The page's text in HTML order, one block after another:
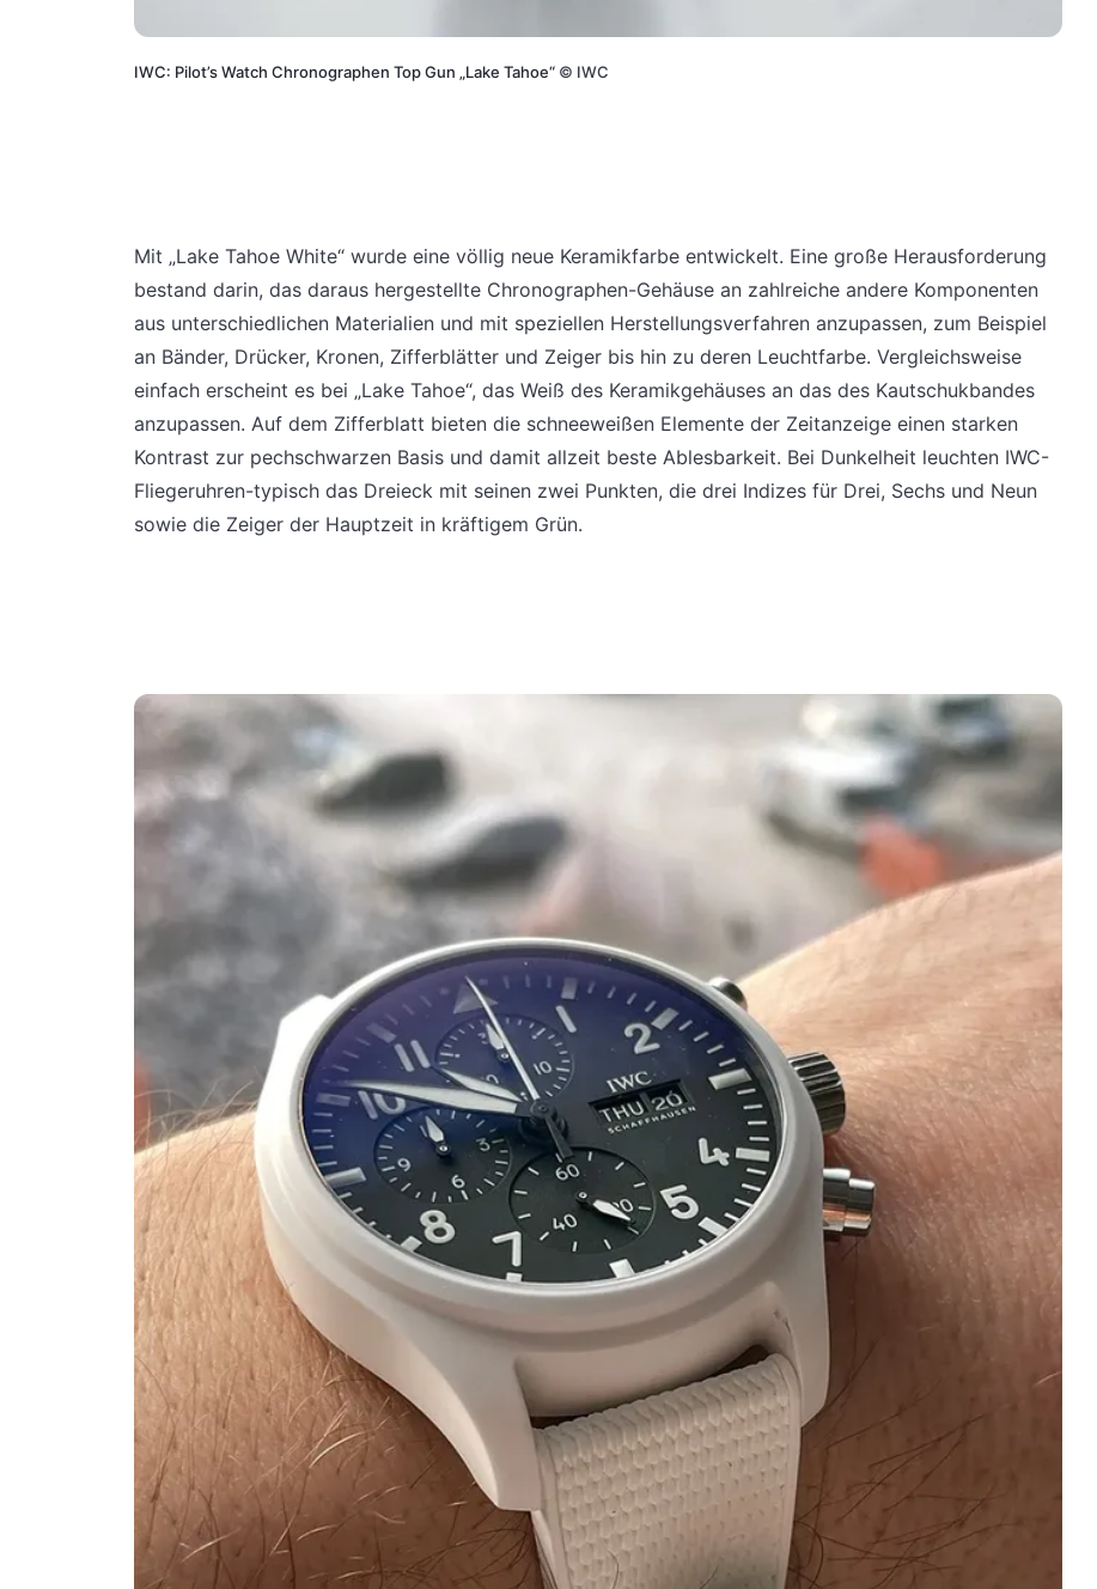
IWC: Pilot’s Watch Chronographen Top Gun „Lake Tahoe“ © IWC
Mit „Lake Tahoe White“ wurde eine völlig neue Keramikfarbe entwickelt. Eine große Herausforderung
bestand darin, das daraus hergestellte Chronographen-Gehäuse an zahlreiche andere Komponenten
aus unterschiedlichen Materialien und mit speziellen Herstellungsverfahren anzupassen, zum Beispiel
an Bänder, Drücker, Kronen, Zifferblätter und Zeiger bis hin zu deren Leuchtfarbe. Vergleichsweise
einfach erscheint es bei „Lake Tahoe“, das Weiß des Keramikgehäuses an das des Kautschukbandes
anzupassen. Auf dem Zifferblatt bieten die schneeweißen Elemente der Zeitanzeige einen starken
Kontrast zur pechschwarzen Basis und damit allzeit beste Ablesbarkeit. Bei Dunkelheit leuchten IWC-
Fliegeruhren-typisch das Dreieck mit seinen zwei Punkten, die drei Indizes für Drei, Sechs und Neun
sowie die Zeiger der Hauptzeit in kräftigem Grün.